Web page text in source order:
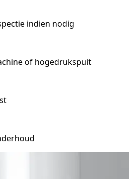
indien nodig
of hogedrukspuit